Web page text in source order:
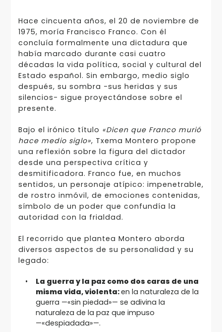
Hace cincuenta años, el 20 de noviembre de
1975, moría Francisco Franco. Con él
concluía formalmente una dictadura que
había marcado durante casi cuatro
décadas la vida política, social y cultural del
Estado español. Sin embargo, medio siglo
después, su sombra -sus heridas y sus
silencios- sigue proyectándose sobre el
presente.
Bajo el irónico título «Dicen que Franco murió
hace medio siglo», Txema Montero propone
una reflexión sobre la figura del dictador
desde una perspectiva crítica y
desmitificadora. Franco fue, en muchos
sentidos, un personaje atípico: impenetrable,
de rostro inmóvil, de emociones contenidas,
símbolo de un poder que confundía la
autoridad con la frialdad.
El recorrido que plantea Montero aborda
diversos aspectos de su personalidad y su
legado:
La guerra y la paz como dos caras de una
misma vida, violenta:en la naturaleza de la
guerra —«sin piedad»— se adivina la
naturaleza de la paz que impuso
—«despiadada»—.